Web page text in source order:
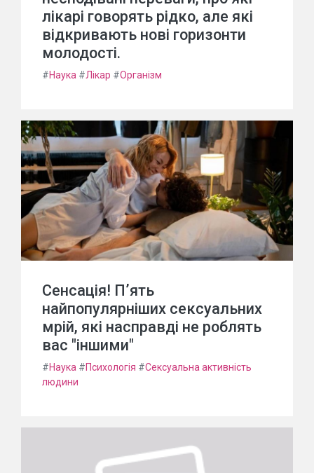
лікарі говорять рідко, але які
відкривають нові горизонти
молодості.
#Наука #Лікар #Організм
Сенсація! П’ять
найпопулярніших сексуальних
мрій, які насправді не роблять
вас "іншими"
#Наука #Психологія #Сексуальна активність
людини